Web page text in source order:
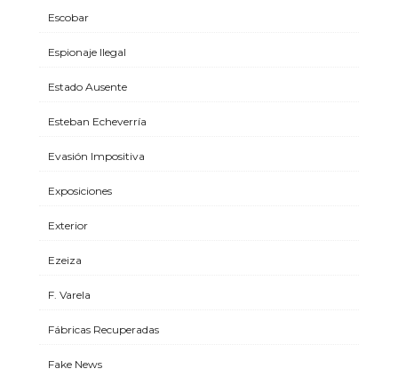
Escobar
Espionaje Ilegal
Estado Ausente
Esteban Echeverría
Evasión Impositiva
Exposiciones
Exterior
Ezeiza
F. Varela
Fábricas Recuperadas
Fake News